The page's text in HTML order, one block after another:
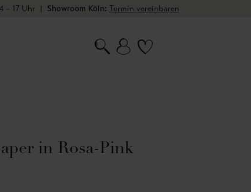
– 17 Uhr | Showroom Köln: Termin vereinbaren
in Rosa-Pink